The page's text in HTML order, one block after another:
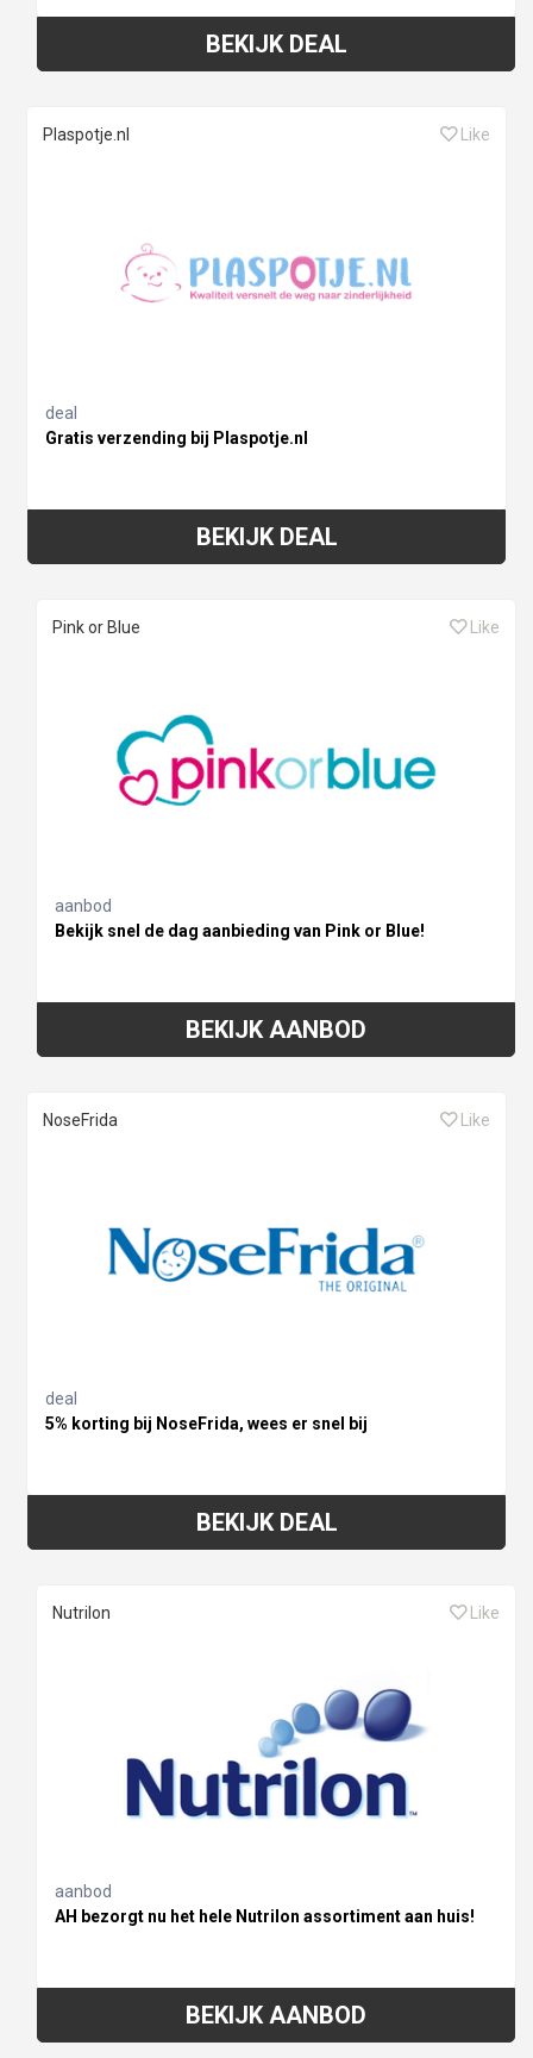
BEKIJK DEAL
Plaspotje.nl Like
deal
Gratis verzending bij Plaspotje.nl
BEKIJK DEAL
Pink or Blue Like
aanbod
Bekijk snel de dag aanbieding van Pink or Blue!
BEKIJK AANBOD
NoseFrida Like
deal
5% korting bij NoseFrida, wees er snel bij
BEKIJK DEAL
Nutrilon Like
aanbod
AH bezorgt nu het hele Nutrilon assortiment aan huis!
BEKIJK AANBOD